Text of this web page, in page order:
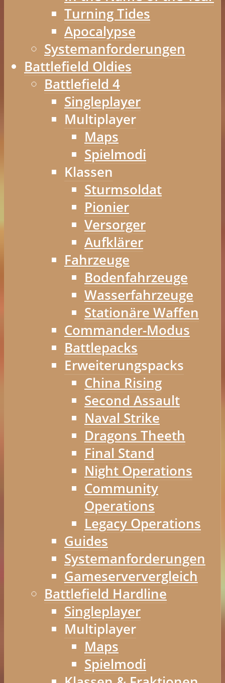
Turning Tides
Apocalypse
Systemanforderungen
Battlefield Oldies
Battlefield 4
Singleplayer
Multiplayer
Maps
Spielmodi
Klassen
Sturmsoldat
Pionier
Versorger
Aufklärer
Fahrzeuge
Bodenfahrzeuge
Wasserfahrzeuge
Stationäre Waffen
Commander-Modus
Battlepacks
Erweiterungspacks
China Rising
Second Assault
Naval Strike
Dragons Theeth
Final Stand
Night Operations
Community
Operations
Legacy Operations
Guides
Systemanforderungen
Gameserververgleich
Battlefield Hardline
Singleplayer
Multiplayer
Maps
Spielmodi